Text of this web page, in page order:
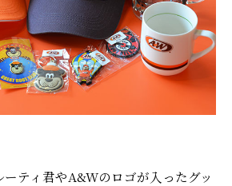
ティ君やA&Wのロゴが入ったグッ